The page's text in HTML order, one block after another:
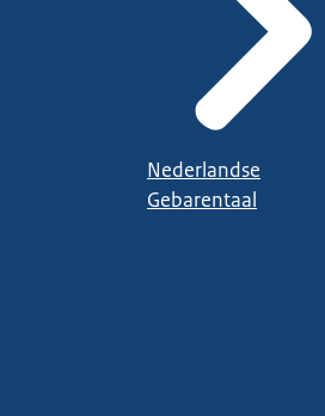
Nederlandse
Gebarentaal